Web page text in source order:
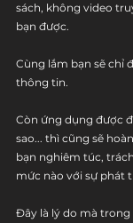
sách, không video
bạn được.
Cùng lắm bạn sẽ chỉ
thông tin.
Còn ứng dụng được
sao... thì cũng sẽ
bạn nghiêm túc,
mức nào với sự phát
Đây là lý do mà